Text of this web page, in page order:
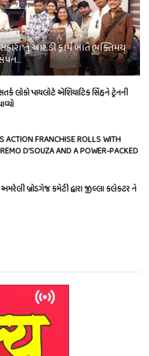
સહારા”નું આર.ડી ફાર્મ ખાતે ભક્તિમય
લોકો પાયલોટે એશિયાટિક સિંહને ટ્રેનની
ACTION FRANCHISE ROLLS WITH
D’SOUZA AND A POWER-PACKED
અમરેલી બ્રોડગેજ કમેટી દ્વારા જીલ્લા કલેકટર ને